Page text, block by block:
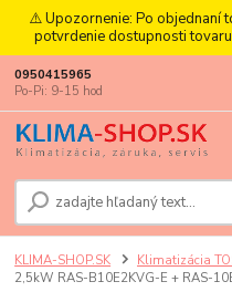
⚠️ Upozornenie: Po objednaní
potvrdenie dostupnosti
0950415965
Po-Pi: 9-15 hod
KLIMA-SHOP.SK Klimatizácia
2,5kW RAS-B10E2KVG-E + RAS-